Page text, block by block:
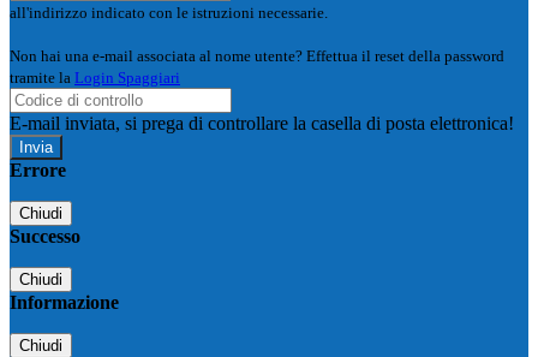
all'indirizzo indicato con le istruzioni necessarie.
Non hai una e-mail associata al nome utente? Effettua il reset della password
tramite la Login Spaggiari
E-mail inviata, si prega di controllare la casella di posta elettronica!
Errore
Chiudi
Successo
Chiudi
Informazione
Chiudi